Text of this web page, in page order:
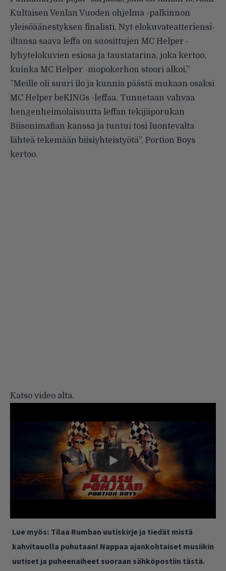
Kultaisen Venlan Vuoden ohjelma -palkinnon
yleisöäänestyksen finalisti. Nyt elokuvateatteriensi-
iltansa saava leffa on suosittujen MC Helper -
lyhytelokuvien esiosa ja taustatarina, joka kertoo,
kuinka MC Helper -mopokerhon stoori alkoi.”
”Meille oli suuri ilo ja kunnia päästä mukaan osaksi
MC Helper beKINGs -leffaa. Tunnetaan vahvaa
hengenheimolaisuutta leffan tekijäporukan
Biisonimafian kanssa ja tuntui tosi luontevalta
lähteä tekemään biisiyhteistyötä”, Portion Boys
kertoo.
Katso video alta.
Lue myös: Tilaa Rumban uutiskirje ja tiedät mistä
kahvitauolla puhutaan! Nappaa ajankohtaiset musiikin
uutiset ja puheenaiheet suoraan sähköpostiin tästä.